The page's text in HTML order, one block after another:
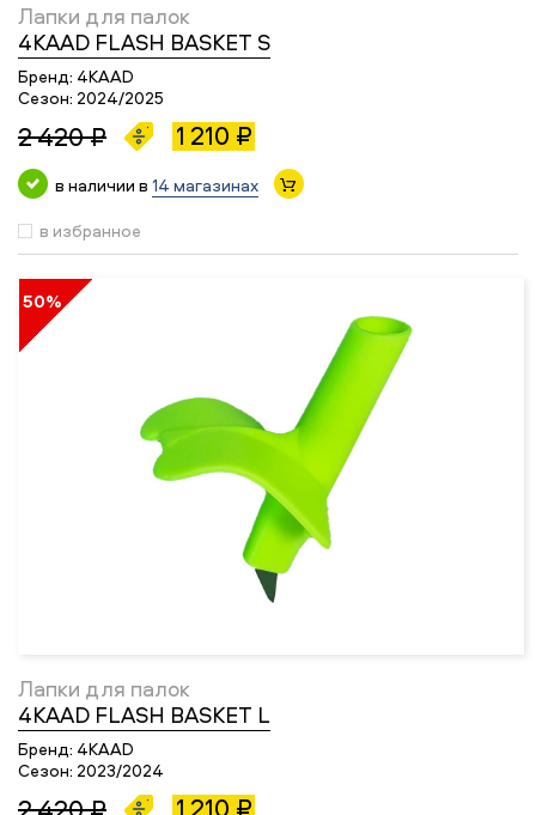
Лапки для палок
4KAAD FLASH BASKET S
Бренд: 4KAAD
Сезон: 2024/2025
2 420 ₽ 1 210 ₽
в наличии в 14 магазинах
в избранное
50%
Лапки для палок
4KAAD FLASH BASKET L
Бренд: 4KAAD
Сезон: 2023/2024
1 210 ₽